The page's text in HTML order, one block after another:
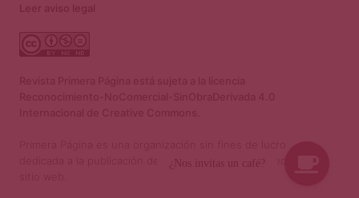
Leer aviso legal
dedicada a la publicación de material cultural por medio de su